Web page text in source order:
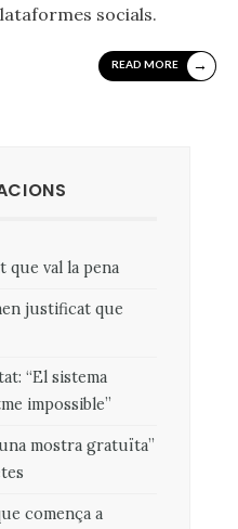
socials.
READ MORE →
que val la pena
justificat que
“El sistema
impossible”
mostra gratuïta”
comença a